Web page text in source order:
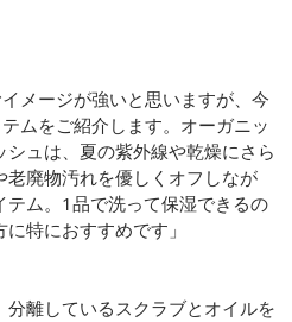
イメージが強いと思いますが、今
ムをご紹介します。オーガニッ
ュは、夏の紫外線や乾燥にさら
老廃物汚れを優しくオフしなが
テム。1品で洗って保湿できるの
特におすすめです」
離しているスクラブとオイルを